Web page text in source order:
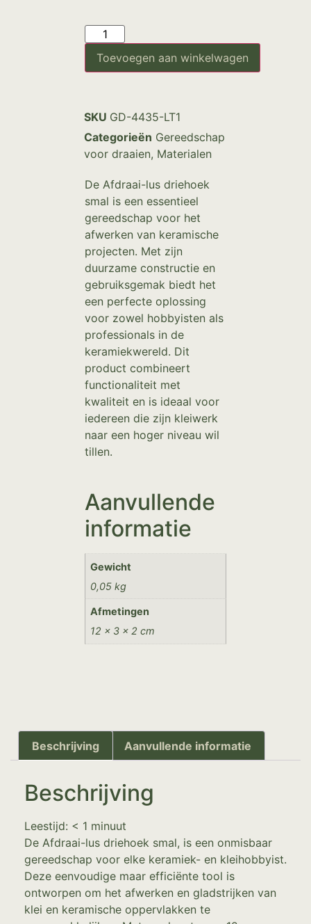
Toevoegen aan winkelwagen
SKU GD-4435-LT1
Categorieën Gereedschap
voor draaien, Materialen
De Afdraai-lus driehoek
smal is een essentieel
gereedschap voor het
afwerken van keramische
projecten. Met zijn
duurzame constructie en
gebruiksgemak biedt het
een perfecte oplossing
voor zowel hobbyisten als
professionals in de
keramiekwereld. Dit
product combineert
functionaliteit met
kwaliteit en is ideaal voor
iedereen die zijn kleiwerk
naar een hoger niveau wil
tillen.
Aanvullende
informatie
Gewicht
0,05 kg
Afmetingen
12 × 3 × 2 cm
Beschrijving Aanvullende informatie
Beschrijving
Leestijd: < 1 minuut
De Afdraai-lus driehoek smal, is een onmisbaar
gereedschap voor elke keramiek- en kleihobbyist.
Deze eenvoudige maar efficiënte tool is
ontworpen om het afwerken en gladstrijken van
klei en keramische oppervlakken te